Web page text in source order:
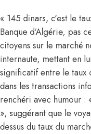
« 145 dinars, c’est le
Banque d’Algérie, pas
citoyens sur le marché
internaute, mettant en
significatif entre le
dans les transactions
renchéri avec humour :
», suggérant que le
dessus du taux du